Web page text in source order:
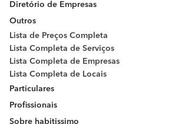
Diretório de Empresas
Outros
Lista de Preços Completa
Lista Completa de Serviços
Lista Completa de Empresas
Lista Completa de Locais
Particulares
Profissionais
Sobre habitissimo